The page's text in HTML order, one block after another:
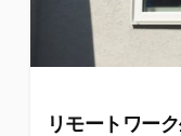
リモートワー